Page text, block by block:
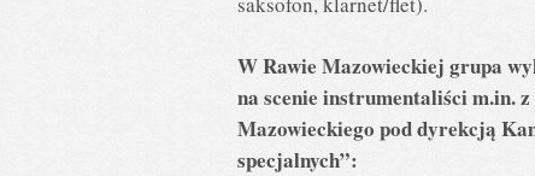
W Rawie Mazowieckiej grupa
na scenie instrumentaliści m.in.
Mazowieckiego pod dyrekcją
specjalnych”: